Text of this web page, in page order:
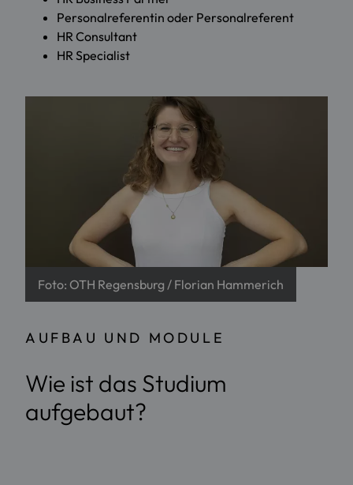
Personalreferentin oder Personalreferent
HR Consultant
HR Specialist
Foto: OTH Regensburg / Florian Hammerich
AUFBAU UND MODULE
Wie ist das Studium
aufgebaut?